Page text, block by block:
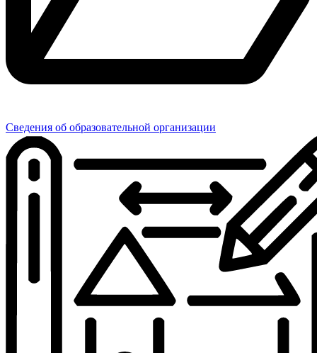
Сведения об образовательной организации